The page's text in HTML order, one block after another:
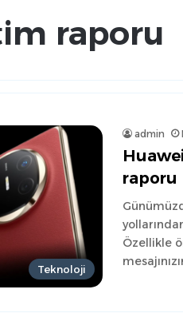
raporu
Teknoloji
admin
raporu
Özellikle